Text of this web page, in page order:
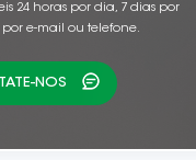
24 horas por dia, 7 dias por
e-mail ou telefone.
NOS